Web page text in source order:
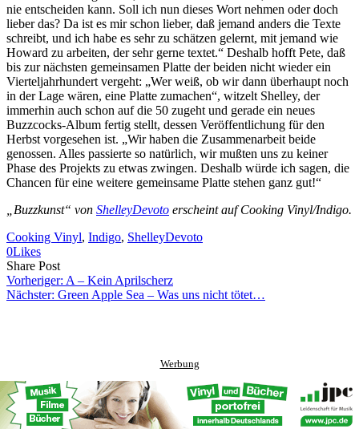
nie entscheiden kann. Soll ich nun dieses Wort nehmen oder doch
lieber das? Da ist es mir schon lieber, daß jemand anders die Texte
schreibt, und ich habe es sehr zu schätzen gelernt, mit jemand wie
Howard zu arbeiten, der sehr gerne textet.“ Deshalb hofft Pete, daß
bis zur nächsten gemeinsamen Platte der beiden nicht wieder ein
Vierteljahrhundert vergeht: „Wer weiß, ob wir dann überhaupt noch
in der Lage wären, eine Platte zumachen“, witzelt Shelley, der
immerhin auch schon auf die 50 zugeht und gerade ein neues
Buzzcocks-Album fertig stellt, dessen Veröffentlichung für den
Herbst vorgesehen ist. „Wir haben die Zusammenarbeit beide
genossen. Alles passierte so natürlich, wir mußten uns zu keiner
Phase des Projekts zu etwas zwingen. Deshalb würde ich sagen, die
Chancen für eine weitere gemeinsame Platte stehen ganz gut!“
„Buzzkunst“ von ShelleyDevoto erscheint auf Cooking Vinyl/Indigo.
Cooking Vinyl, Indigo, ShelleyDevoto
0Likes
Share PostShare
on
Facebook
Copy
URL
to
Send
Link
via
Vorheriger: A – Kein Aprilscherz
Nächster: Green Apple Sea – Was uns nicht tötet…
Werbung